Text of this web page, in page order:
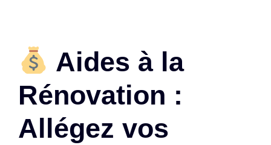
Aides à la
Rénovation :
Allégez vos